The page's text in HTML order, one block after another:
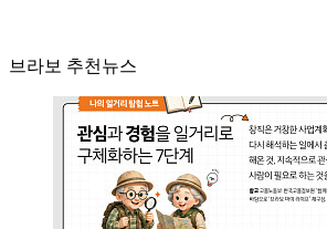
브라보 추천뉴스